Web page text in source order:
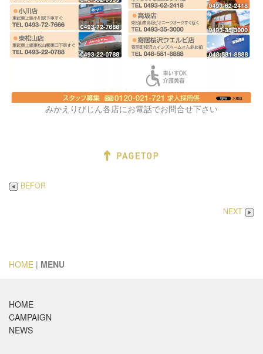
みかえりびじん各店にお電話でお問合せ下さい
BEFOR
NEXT
HOME | MENU
HOME
CAMPAIGN
NEWS